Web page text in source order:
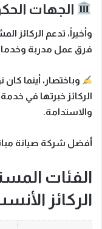
الجهات
وأخيراً، تدعم الركائز
فرق عمل مدربة
وباختصار ، أينما
الركائز خبرتها في
والاستدامة.
أفضل شركة صيانة
الفئات
الركائز